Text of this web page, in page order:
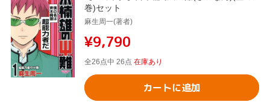
巻)セット
麻生周一(著者)
¥9,790
全26点中 26点 在庫あり
カートに追加